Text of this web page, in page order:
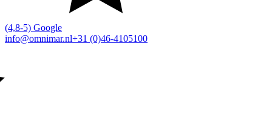
(4,8-5) Google
info@omnimar.nl+31 (0)46-4105100